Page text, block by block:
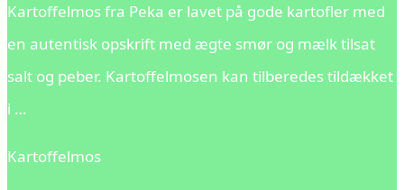
Kartoffelmos fra Peka er lavet på gode kartofler med
en autentisk opskrift med ægte smør og mælk tilsat
salt og peber. Kartoffelmosen kan tilberedes tildækket
i …
Kartoffelmos